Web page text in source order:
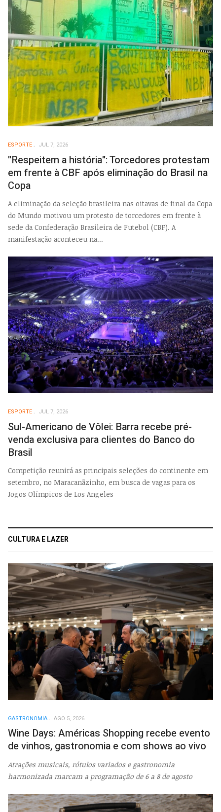
ESPORTE JUL 7, 2026
"Respeitem a história": Torcedores protestam
em frente à CBF após eliminação do Brasil na
Copa
A eliminação da seleção brasileira nas oitavas de final da Copa
do Mundo motivou um protesto de torcedores em frente à
sede da Confederação Brasileira de Futebol (CBF). A
manifestação aconteceu na...
ESPORTE JUL 7, 2026
Sul-Americano de Vôlei: Barra recebe pré-
venda exclusiva para clientes do Banco do
Brasil
Competição reunirá as principais seleções do continente em
setembro, no Maracanãzinho, em busca de vagas para os
Jogos Olímpicos de Los Angeles
CULTURA E LAZER
GASTRONOMIA AGO 5, 2026
Wine Days: Américas Shopping recebe evento
de vinhos, gastronomia e com shows ao vivo
Atrações musicais, rótulos variados e gastronomia
harmonizada marcam a programação de 6 a 8 de agosto